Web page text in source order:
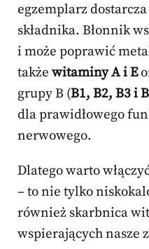
egzemplarz dostarcza
składnika. Błonnik
i może poprawić
także witaminy A i E
grupy B (B1, B2, B3 i
dla prawidłowego
nerwowego.
Dlatego warto
– to nie tylko
również skarbnica
wspierających nasze